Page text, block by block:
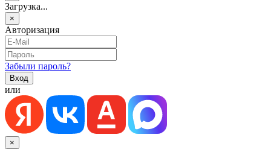
Загрузка...
×
Авторизация
Забыли пароль?
или
×